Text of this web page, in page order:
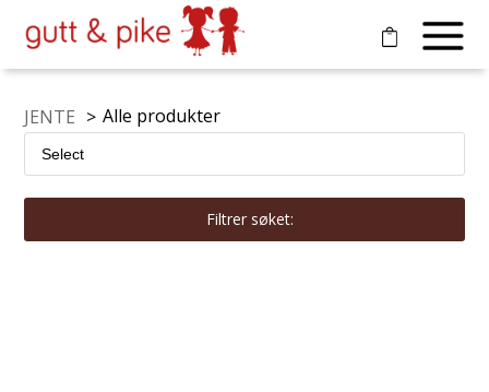
JENTE > Alle produkter
Filtrer søket: